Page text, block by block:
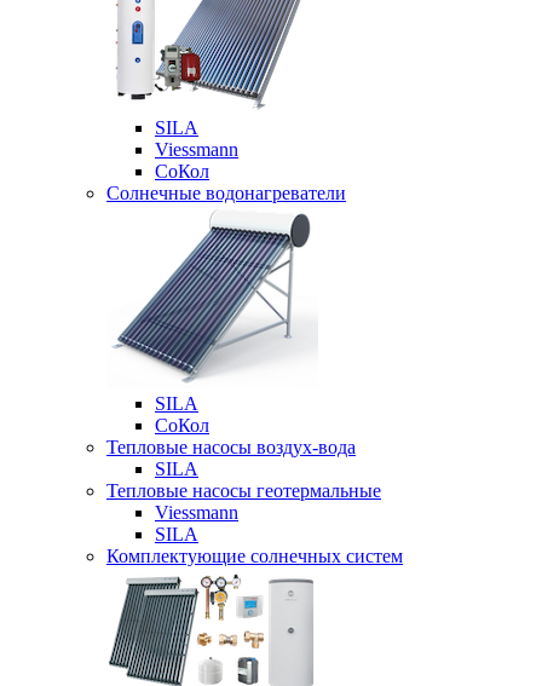
SILA
Viessmann
СоКол
Солнечные водонагреватели
SILA
СоКол
Тепловые насосы воздух-вода
SILA
Тепловые насосы геотермальные
Viessmann
SILA
Комплектующие солнечных систем